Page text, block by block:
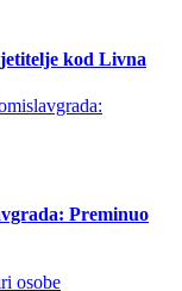
kod Livna
Preminuo